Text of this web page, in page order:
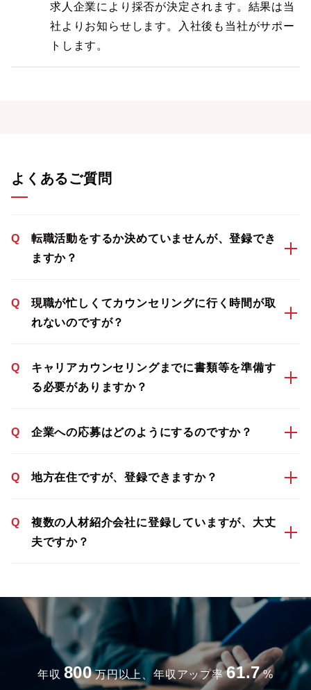
求人企業により採否が決定されます。結果は当
社よりお知らせします。入社後も当社がサポー
トします。
よくあるご質問
Q
転職活動をするか決めていませんが、登録でき
ますか？
Q
現職が忙しくてカウンセリングに行く時間が取
れないのですが？
Q
キャリアカウンセリングまでに書類等を準備す
る必要がありますか？
Q 企業への応募はどのようにするのですか？
Q 地方在住ですが、登録できますか？
Q
複数の人材紹介会社に登録していますが、大丈
夫ですか？
年収 800 万円以上、年収アップ率 61.7 %